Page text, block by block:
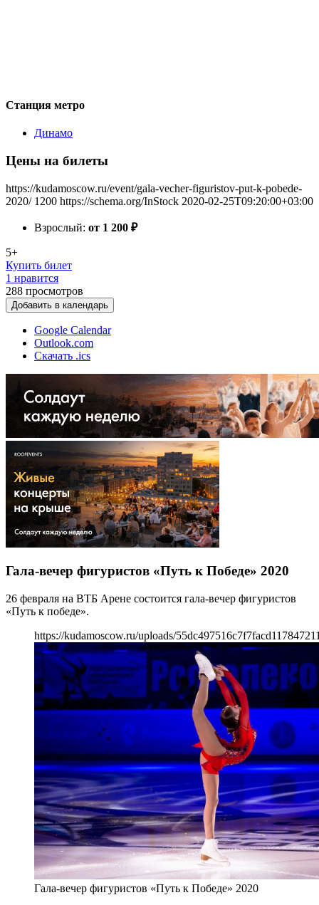
Станция метро
Динамо
Цены на билеты
https://kudamoscow.ru/event/gala-vecher-figuristov-put-k-pobede-
2020/ 1200 https://schema.org/InStock 2020-02-25T09:20:00+03:00
Взрослый: от 1 200 ₽
5+
Купить билет
1 нравится
288 просмотров
Добавить в календарь
Google Calendar
Outlook.com
Скачать .ics
Гала-вечер фигуристов «Путь к Победе» 2020
26 февраля на ВТБ Арене состоится гала-вечер фигуристов
«Путь к победе».
https://kudamoscow.ru/uploads/
Гала-вечер фигуристов «Путь к Победе» 2020